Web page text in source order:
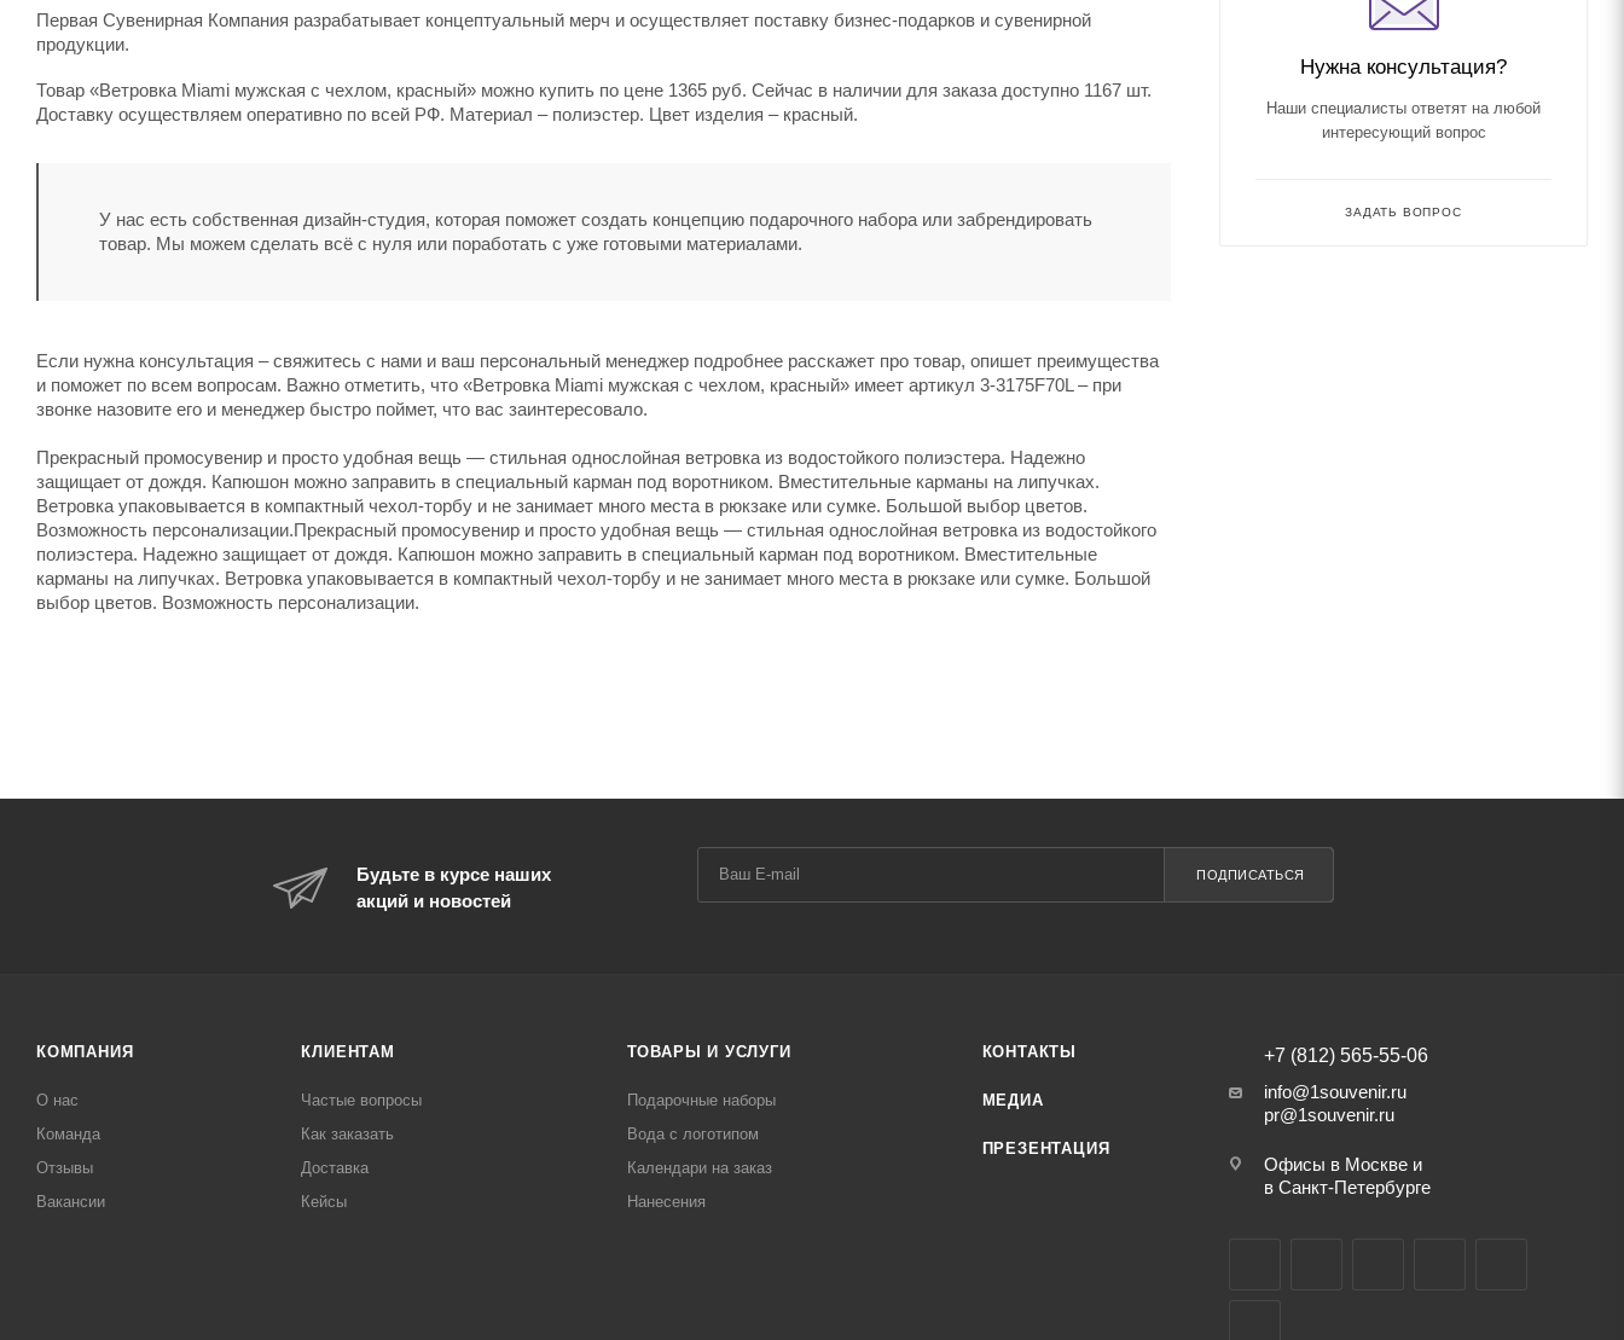
Первая Сувенирная Компания разрабатывает концептуальный мерч и осуществляет поставку бизнес-подарков и сувенирной
продукции.
Товар «Ветровка Miami мужская с чехлом, красный» можно купить по цене 1365 руб. Сейчас в наличии для заказа доступно 1167 шт.
Доставку осуществляем оперативно по всей РФ. Материал – полиэстер. Цвет изделия – красный.
У нас есть собственная дизайн-студия, которая поможет создать концепцию подарочного набора или забрендировать
товар. Мы можем сделать всё с нуля или поработать с уже готовыми материалами.
Если нужна консультация – свяжитесь с нами и ваш персональный менеджер подробнее расскажет про товар, опишет преимущества
и поможет по всем вопросам. Важно отметить, что «Ветровка Miami мужская с чехлом, красный» имеет артикул 3-3175F70L – при
звонке назовите его и менеджер быстро поймет, что вас заинтересовало.
Прекрасный промосувенир и просто удобная вещь — стильная однослойная ветровка из водостойкого полиэстера. Надежно
защищает от дождя. Капюшон можно заправить в специальный карман под воротником. Вместительные карманы на липучках.
Ветровка упаковывается в компактный чехол-торбу и не занимает много места в рюкзаке или сумке. Большой выбор цветов.
Возможность персонализации.Прекрасный промосувенир и просто удобная вещь — стильная однослойная ветровка из водостойкого
полиэстера. Надежно защищает от дождя. Капюшон можно заправить в специальный карман под воротником. Вместительные
карманы на липучках. Ветровка упаковывается в компактный чехол-торбу и не занимает много места в рюкзаке или сумке. Большой
выбор цветов. Возможность персонализации.
Нужна консультация?
Наши специалисты ответят на любой
интересующий вопрос
ЗАДАТЬ ВОПРОС
Будьте в курсе наших
акций и новостей
ПОДПИСАТЬСЯ
КОМПАНИЯ
О нас
Команда
Отзывы
Вакансии
КЛИЕНТАМ
Частые вопросы
Как заказать
Доставка
Кейсы
ТОВАРЫ И УСЛУГИ
Подарочные наборы
Вода с логотипом
Календари на заказ
Нанесения
КОНТАКТЫ
МЕДИА
ПРЕЗЕНТАЦИЯ
+7 (812) 565-55-06
info@1souvenir.ru
pr@1souvenir.ru
Офисы в Москве и
в Санкт-Петербурге